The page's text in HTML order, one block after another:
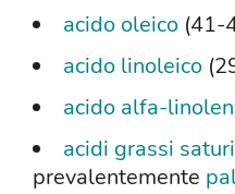
acido oleico (41-
acido linoleico
acido alfa-
acidi grassi saturi
prevalentemente